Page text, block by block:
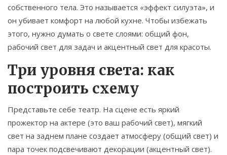
собственного тела. Это называется «эффект силуэта», и
он убивает комфорт на любой кухне. Чтобы избежать
этого, нужно думать о свете слоями: общий фон,
рабочий свет для задач и акцентный свет для красоты.
Три уровня света: как
построить схему
Представьте себе театр. На сцене есть яркий
прожектор на актере (это ваш рабочий свет), мягкий
свет на заднем плане создает атмосферу (общий свет) и
пара точек подсвечивают декорации (акцентный свет).